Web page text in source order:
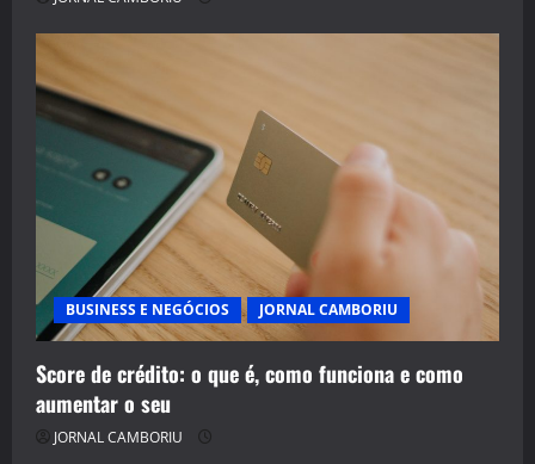
BUSINESS E NEGÓCIOS JORNAL CAMBORIU
Score de crédito: o que é, como funciona e como
aumentar o seu
JORNAL CAMBORIU